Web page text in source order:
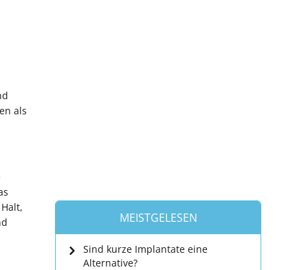
als
MEISTGELESEN
Sind kurze Implantate eine
Alternative?